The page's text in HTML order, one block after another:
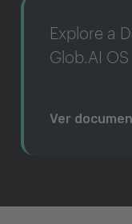
Explore a
Glob.AI OS
Ver